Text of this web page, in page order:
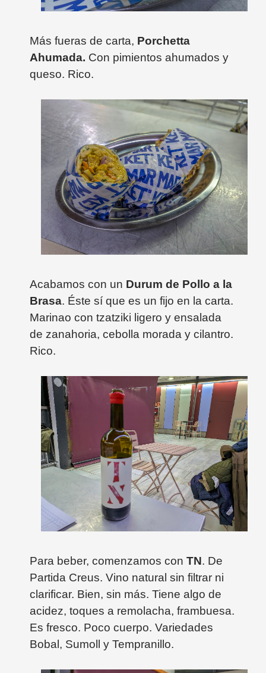
Más fueras de carta, Porchetta
Ahumada. Con pimientos ahumados y
queso. Rico.
Acabamos con un Durum de Pollo a la
Brasa. Éste sí que es un fijo en la carta.
Marinao con tzatziki ligero y ensalada
de zanahoria, cebolla morada y cilantro.
Rico.
Para beber, comenzamos con TN. De
Partida Creus. Vino natural sin filtrar ni
clarificar. Bien, sin más. Tiene algo de
acidez, toques a remolacha, frambuesa.
Es fresco. Poco cuerpo. Variedades
Bobal, Sumoll y Tempranillo.